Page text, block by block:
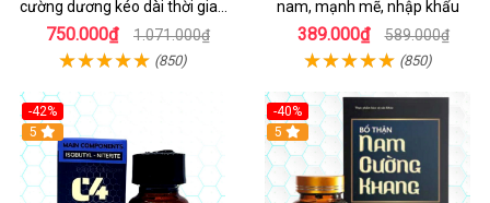
cường dương kéo dài thời gian
cho Nam nhập khẩu chính ngạch
750.000₫ 1.071.000₫
(850)
nam, mạnh mẽ, nhập khẩu
389.000₫ 589.000₫
(850)
-42%
5
-40%
5